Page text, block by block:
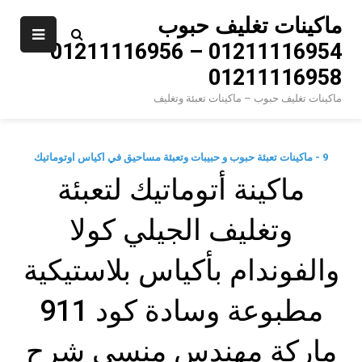
content
ماكينات تغليف حبوب
01211116954 – 01211116956 –
01211116958
ماكينات تغليف حبوب – ماكينات تعبئة وتغليف
9 - ماكينات تعبئة حبوب و حبيبات وتعبئة مساحيق في اكياس اوتوماتيك
ماكينة أتوماتيك لتعبئة
وتغليف الجيلي كولا
والفوندام بأكياس بلاستيكية
مطبوعة وسادة كود 911
ماركة مهندس منسي شرح